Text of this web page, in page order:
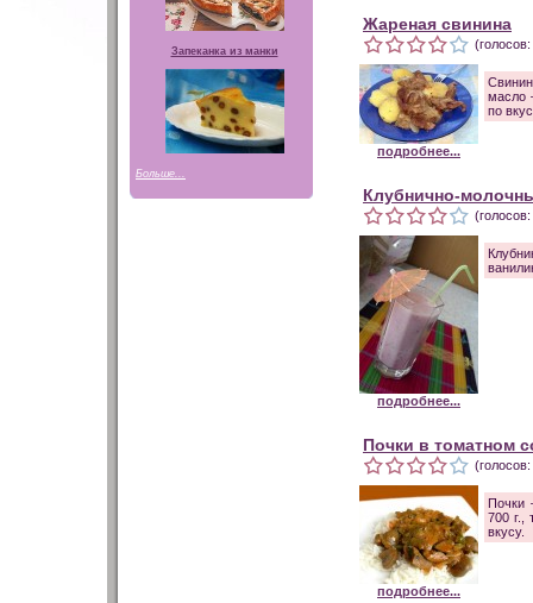
Запеканка из манки
Больше...
Жареная свинина
подробнее...
масло
по
Клубнично-
подробнее...
Почки в томатном
подробнее...
Почки
700 г.,
вкусу.